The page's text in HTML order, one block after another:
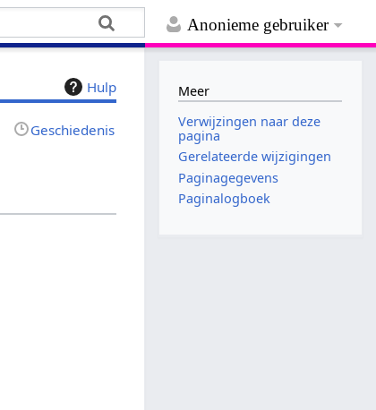
Anonieme gebruiker
Hulp
Geschiedenis
Meer
Verwijzingen naar deze
pagina
Gerelateerde wijzigingen
Paginagegevens
Paginalogboek